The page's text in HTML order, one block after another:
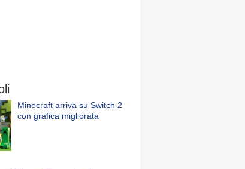
Minecraft arriva su Switch 2
con grafica migliorata